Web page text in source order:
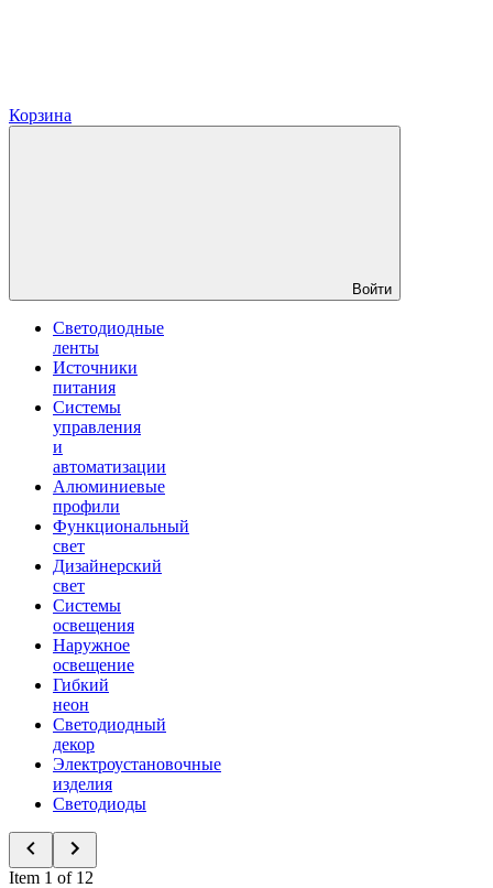
Корзина
Войти
Светодиодные
ленты
Источники
питания
Системы
управления
и
автоматизации
Алюминиевые
профили
Функциональный
свет
Дизайнерский
свет
Системы
освещения
Наружное
освещение
Гибкий
неон
Светодиодный
декор
Электроустановочные
изделия
Светодиоды
Item 1 of 12